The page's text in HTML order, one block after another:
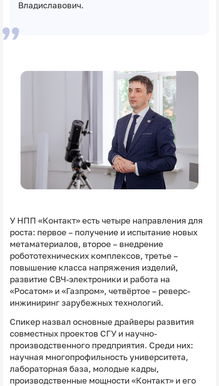
Владиславович.
У НПП «Контакт» есть четыре направления для
роста: первое – получение и испытание новых
метаматериалов, второе – внедрение
робототехнических комплексов, третье –
повышение класса напряжения изделий,
развитие СВЧ-электроники и работа на
«Росатом» и «Газпром», четвёртое – реверс-
инжиниринг зарубежных технологий.
Спикер назвал основные драйверы развития
совместных проектов СГУ и научно-
производственного предприятия. Среди них:
научная многопрофильность университета,
лабораторная база, молодые кадры,
производственные мощности «Контакт» и его